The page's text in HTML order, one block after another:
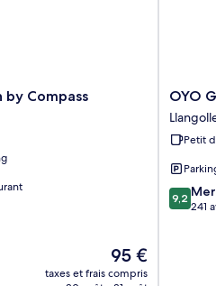
by Compass
Le
nouveau
95 €
taxes et frais compris
OYO
Glyn
Valley
Hotel
OYO
Petit
9.2
sur
9,2
241